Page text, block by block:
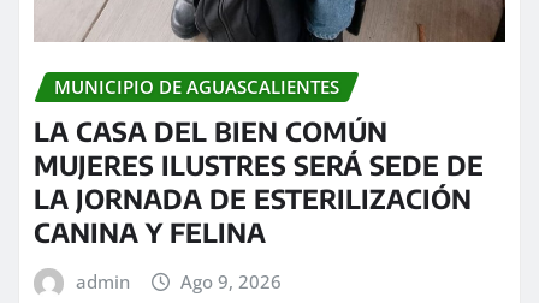
MUNICIPIO DE AGUASCALIENTES
LA CASA DEL BIEN COMÚN
MUJERES ILUSTRES SERÁ SEDE DE
LA JORNADA DE ESTERILIZACIÓN
CANINA Y FELINA
admin Ago 9, 2026